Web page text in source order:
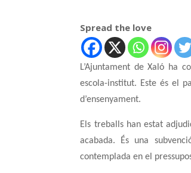
Spread the love
L’Ajuntament de Xaló ha
escola-institut. Este és el
d’ensenyament.
Els treballs han estat
acabada. És una
contemplada en el